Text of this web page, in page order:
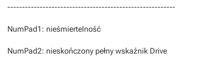
---------------------------------------------------------
NumPad1: nieśmiertelność
NumPad2: nieskończony pełny wskaźnik Drive